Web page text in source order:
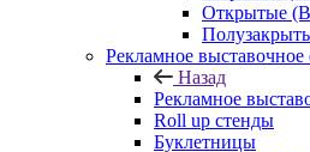
Открытые
Рекламное выставочное
Назад
Рекламное
Roll up стенды
Буклетницы